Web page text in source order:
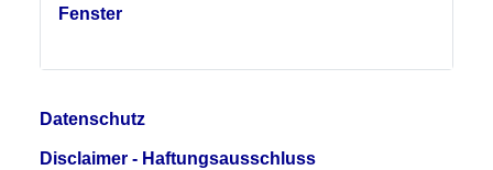
Fenster
Datenschutz
Disclaimer - Haftungsausschluss